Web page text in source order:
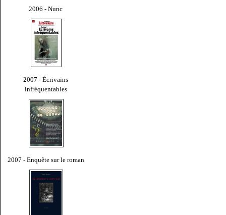
2006 - Nunc
2007 - Écrivains
infréquentables
2007 - Enquête sur le roman